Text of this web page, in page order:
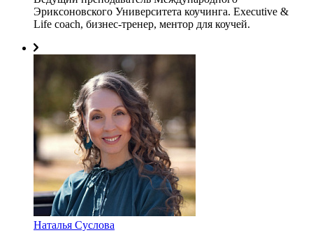
Эриксоновского Университета коучинга. Executive &
Life coach, бизнес-тренер, ментор для коучей.
Наталья Суслова